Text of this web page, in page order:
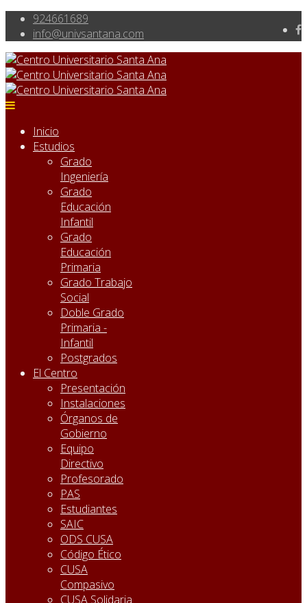
924661689
info@univsantana.com
Inicio
Estudios
Grado
Ingeniería
Grado
Educación
Infantil
Grado
Educación
Primaria
Grado Trabajo
Social
Doble Grado
Primaria -
Infantil
Postgrados
El Centro
Presentación
Instalaciones
Órganos de
Gobierno
Equipo
Directivo
Profesorado
PAS
Estudiantes
SAIC
ODS CUSA
Código Ético
CUSA
Compasivo
CUSA Solidaria